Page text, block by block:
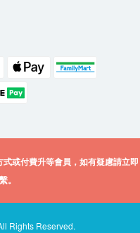
或付費升等會員，如有疑慮請立即
。
Rights Reserved.